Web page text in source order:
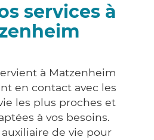
services à
à Matzenheim
en contact avec les
les plus proches et
à vos besoins.
de vie pour